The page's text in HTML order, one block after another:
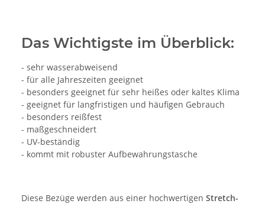
Das Wichtigste im Überblick:
- sehr wasserabweisend
- für alle Jahreszeiten geeignet
- besonders geeignet für sehr heißes oder kaltes Klima
- geeignet für langfristigen und häufigen Gebrauch
- besonders reißfest
- maßgeschneidert
- UV-beständig
- kommt mit robuster Aufbewahrungstasche
Diese Bezüge werden aus einer hochwertigen Stretch-